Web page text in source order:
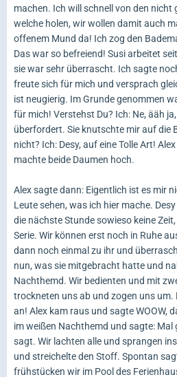
machen. Ich will schnell von den
welche holen, wir wollen damit auch
offenem Mund da! Ich zog den
Das war so befreiend! Susi arbeitet
sie war sehr überrascht. Ich sagte
freute sich für mich und versprach
ist neugierig. Im Grunde genommen
für mich! Verstehst Du? Ich: Ne, ääh
überfordert. Sie knutschte mir auf die
nicht? Ich: Desy, auf eine Tolle Art!
machte beide Daumen hoch.
Alex sagte dann: Eigentlich ist es mir
Leute sehen, was ich hier mache.
die nächste Stunde sowieso keine
Serie. Wir können erst noch in Ruhe
dann noch einmal zu ihr und
nun, was sie mitgebracht hatte und
Nachthemd. Wir bedienten und mit
trockneten uns ab und zogen uns um.
an! Alex kam raus und sagte WOOW,
im weißen Nachthemd und sagte: Mal
sagt. Wir lachten alle und sprangen
und streichelte den Stoff. Spontan
frühstücken wir im Pool des